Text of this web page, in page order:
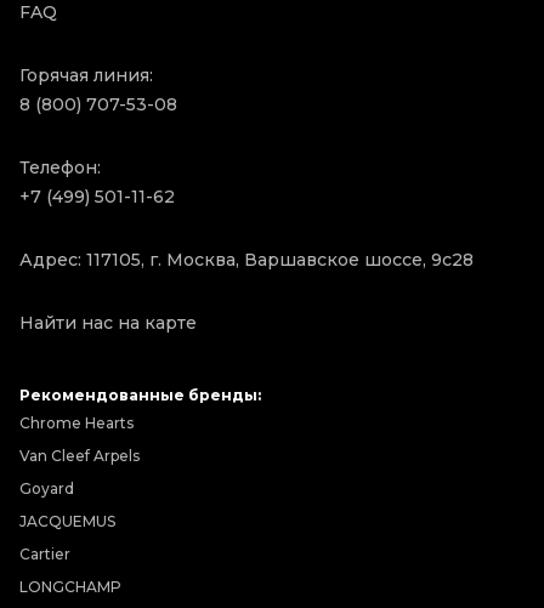
FAQ
Горячая линия:
8 (800) 707-53-08
Телефон:
+7 (499) 501-11-62
Адрес: 117105, г. Москва, Варшавское шоссе, 9с28
Найти нас на карте
Рекомендованные бренды:
Chrome Hearts
Van Cleef Arpels
Goyard
JACQUEMUS
Cartier
LONGCHAMP